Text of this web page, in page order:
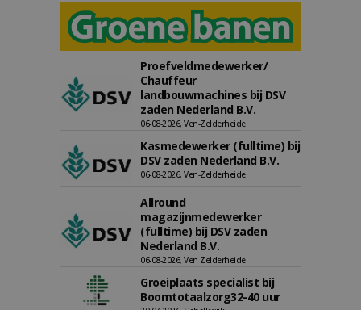
Proefveldmedewerker/
Chauffeur
landbouwmachines bij DSV
zaden Nederland B.V.
06-08-2026, Ven-Zelderheide
Kasmedewerker (fulltime) bij
DSV zaden Nederland B.V.
06-08-2026, Ven-Zelderheide
Allround
magazijnmedewerker
(fulltime) bij DSV zaden
Nederland B.V.
06-08-2026, Ven Zelderheide
Groeiplaats specialist bij
Boomtotaalzorg32-40 uur